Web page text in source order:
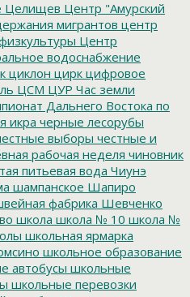
Целищев Центр "Амурский
мигрантов центр
Центр
водоснабжение
циклон цирк цифровое
ЦСМ ЦУР Час земли
Дальнего Востока по
икра черные лесорубы
выборы честные и
рабочая неделя чиновник
питьевая вода Чиунэ
шампанское Шапиро
фабрика Шевченко
школа школа № 10 школа №
школьная ярмарка
школьное образование
автобусы школьные
школьные перевозки